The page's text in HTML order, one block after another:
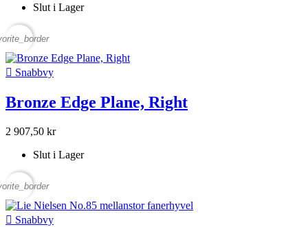
Slut i Lager
 Snabbvy
Bronze Edge Plane, Right
2 907,50 kr
Slut i Lager
 Snabbvy